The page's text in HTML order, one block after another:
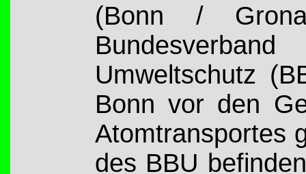
(Bonn /
Umweltschutz
Bonn vor den
Atomtransportes
des BBU